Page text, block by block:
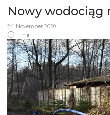
Nowy wodociąg
24 November 2020
1 min